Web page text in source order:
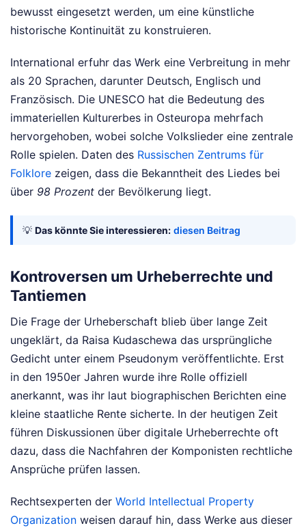
bewusst eingesetzt werden, um eine künstliche
historische Kontinuität zu konstruieren.
International erfuhr das Werk eine Verbreitung in mehr
als 20 Sprachen, darunter Deutsch, Englisch und
Französisch. Die UNESCO hat die Bedeutung des
immateriellen Kulturerbes in Osteuropa mehrfach
hervorgehoben, wobei solche Volkslieder eine zentrale
Rolle spielen. Daten des Russischen Zentrums für
Folklore zeigen, dass die Bekanntheit des Liedes bei
über 98 Prozent der Bevölkerung liegt.
💡 Das könnte Sie interessieren: diesen Beitrag
Kontroversen um Urheberrechte und
Tantiemen
Die Frage der Urheberschaft blieb über lange Zeit
ungeklärt, da Raisa Kudaschewa das ursprüngliche
Gedicht unter einem Pseudonym veröffentlichte. Erst
in den 1950er Jahren wurde ihre Rolle offiziell
anerkannt, was ihr laut biographischen Berichten eine
kleine staatliche Rente sicherte. In der heutigen Zeit
führen Diskussionen über digitale Urheberrechte oft
dazu, dass die Nachfahren der Komponisten rechtliche
Ansprüche prüfen lassen.
Rechtsexperten der World Intellectual Property
Organization weisen darauf hin, dass Werke aus dieser